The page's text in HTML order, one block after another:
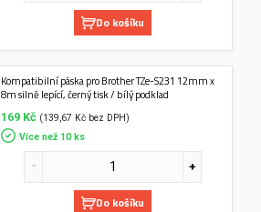
Do košíku
Kompatibilní páska pro Brother TZe-S231 12mm x
8m silně lepící, černý tisk / bílý podklad
169 Kč (139,67 Kč bez DPH)
Více než 10 ks
Do košíku